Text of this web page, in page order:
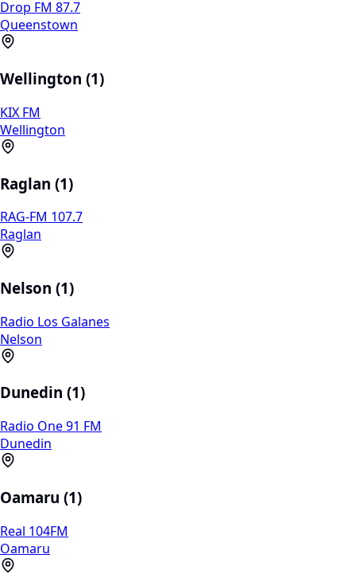
Drop FM 87.7
Queenstown
Wellington (1)
KIX FM
Wellington
Raglan (1)
RAG-FM 107.7
Raglan
Nelson (1)
Radio Los Galanes
Nelson
Dunedin (1)
Radio One 91 FM
Dunedin
Oamaru (1)
Real 104FM
Oamaru